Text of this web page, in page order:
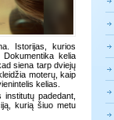
Istorijas, kurios
kelia
siena tarp dviejų
moterų, kaip
kelias.
padedant,
kurią šiuo metu